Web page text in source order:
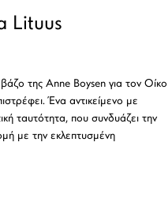
Lituus
της Anne Boysen για τον Οίκο
Ένα αντικείμενο με
ταυτότητα, που συνδυάζει την
με την εκλεπτυσμένη